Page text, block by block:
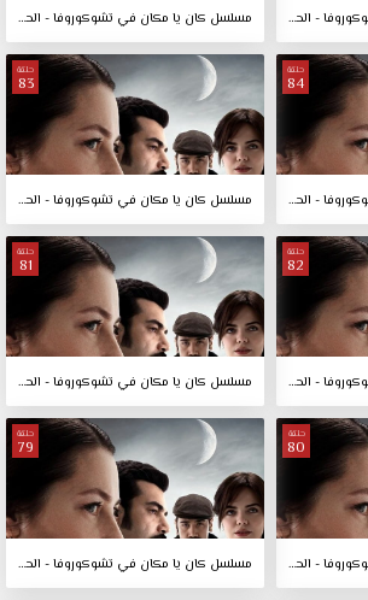
مسلسل كان يا مكان في تشوكوروفا - الحلقة 86 مسلسل كان يا مكان في تشوكوروفا - الحلقة 85
حلقة
84
مسلسل كان يا مكان في تشوكوروفا - الحلقة 84
حلقة
83
مسلسل كان يا مكان في تشوكوروفا - الحلقة 83
حلقة
82
مسلسل كان يا مكان في تشوكوروفا - الحلقة 82
حلقة
81
مسلسل كان يا مكان في تشوكوروفا - الحلقة 81
حلقة
80
مسلسل كان يا مكان في تشوكوروفا - الحلقة 80
حلقة
79
مسلسل كان يا مكان في تشوكوروفا - الحلقة 79